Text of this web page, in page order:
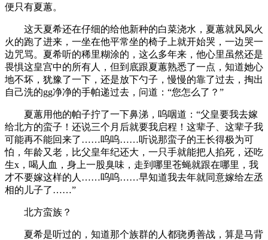
便只有夏蕙。
这天夏希还在仔细的给他新种的白菜浇水，夏蕙就风风火
火的跑了进来，一坐在他平常坐的椅子上就开始哭，一边哭一
边咒骂。夏希听的稀里糊涂的，这么多年来，他心里虽然还是
畏惧这皇宫中的所有人，但到底跟夏蕙熟悉了一点，知道她心
地不坏，犹豫了一下，还是放下勺子，慢慢的靠了过去，掏出
自己洗的gg净净的手帕递过去，问道：“您怎么了？”
夏蕙用他的帕子拧了一下鼻涕，呜咽道：“父皇要我去嫁
给北方的蛮子！还说三个月后就要我启程！这辈子、这辈子我
可能再不能回来了……呜呜……听说那蛮子的王长得极为可
怕，年龄又老，比父皇年纪还大，一只手就能把人掐死，还吃
生x，喝人血，身上一股臭味，走到哪里苍蝇就跟在哪里，我
才不要嫁这样的人……呜呜……早知道我去年就同意嫁给左丞
相的儿子了……”
北方蛮族？
夏希是听过的，知道那个族群的人都骁勇善战，算是马背